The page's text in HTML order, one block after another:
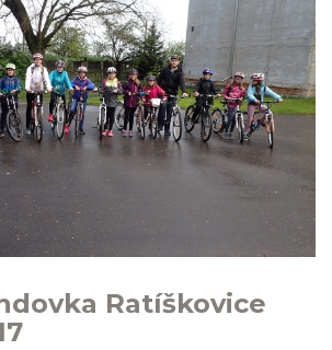
Ratíškovice